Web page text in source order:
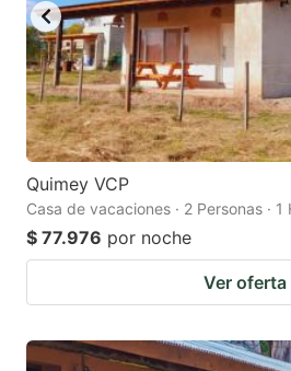
Quimey VCP
Casa de vacaciones · 2 Personas · 1
$ 77.976 por noche
Ver oferta